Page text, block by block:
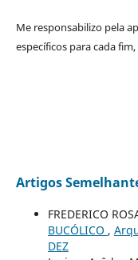
Me responsabilizo pela
específicos para cada
Artigos
FREDERICO
BUCÓLICO ,
DEZ